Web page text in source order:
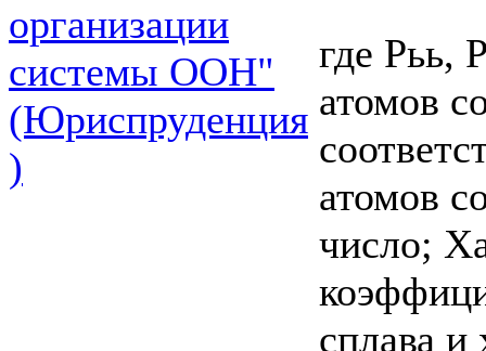
организации
системы ООН"
(Юриспруденция
)
где Рьь,
атомов
атомов
число;
сплава и